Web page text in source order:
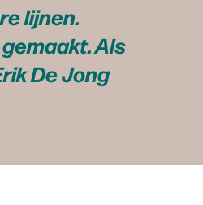
lijnen.
Als
De Jong